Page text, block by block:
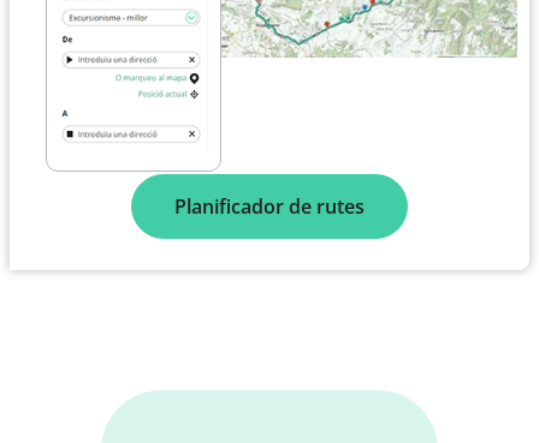
Planificador de rutes